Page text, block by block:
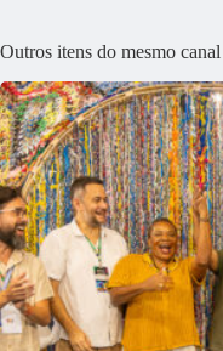
Outros itens do mesmo canal